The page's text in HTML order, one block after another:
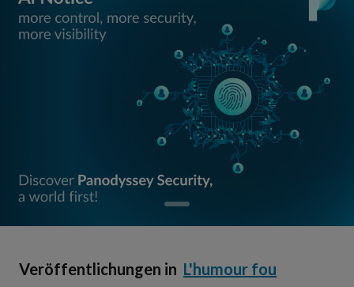
Veröffentlichungen in L'humour fou